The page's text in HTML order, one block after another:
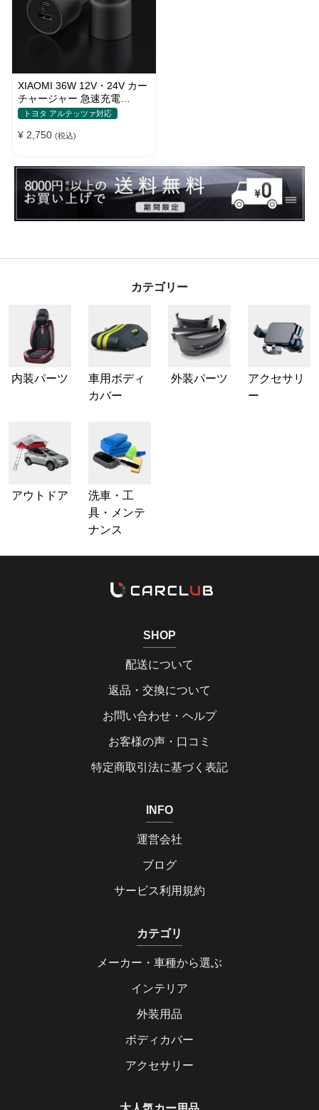
XIAOMI 36W 12V・24V カー
チャージャー 急速充電
QC3.0 LEDライト コンパク
トヨタ アルテッツァ対応
¥ 2,750 (税込)
カテゴリー
内装パーツ
車用ボディ
カバー
外装パーツ
アクセサリ
ー
アウトドア
洗車・工
具・メンテ
ナンス
SHOP
配送について
返品・交換について
お問い合わせ・ヘルプ
お客様の声・口コミ
特定商取引法に基づく表記
INFO
運営会社
ブログ
サービス利用規約
カテゴリ
メーカー・車種から選ぶ
インテリア
外装用品
ボディカバー
アクセサリー